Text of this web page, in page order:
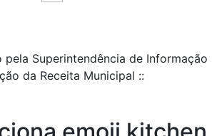
pela Superintendência de Informação
da Receita Municipal ::